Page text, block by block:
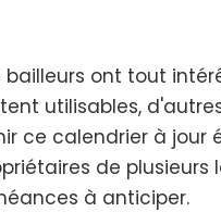
bailleurs ont tout
utilisables,
ce calendrier à jour
de plusieurs
à anticiper.